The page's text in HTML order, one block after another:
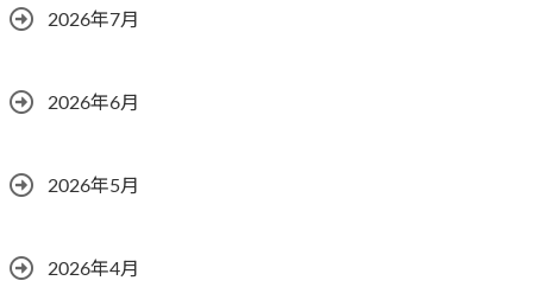
2026年7月
2026年6月
2026年5月
2026年4月